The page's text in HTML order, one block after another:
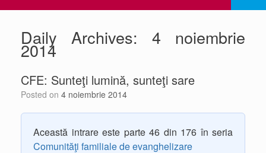
Daily Archives: 4 noiembrie
2014
CFE: Sunteţi lumină, sunteţi sare
Posted on 4 noiembrie 2014
Această intrare este parte 46 din 176 în seria
Comunităţi familiale de evanghelizare